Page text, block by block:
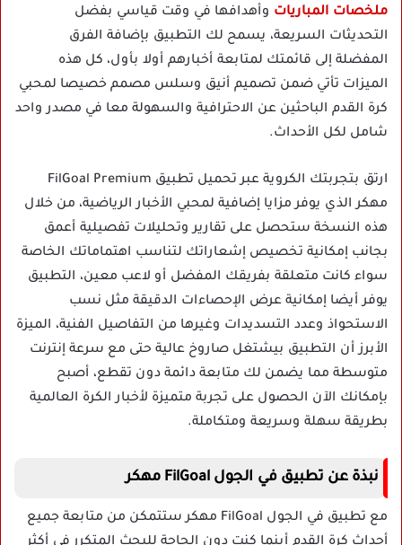
ملخصات المباريات وأهدافها في وقت قياسي بفضل
التحديثات السريعة، يسمح لك التطبيق بإضافة الفرق
المفضلة إلى قائمتك لمتابعة أخبارهم أولا بأول، كل هذه
الميزات تأتي ضمن تصميم أنيق وسلس مصمم خصيصا لمحبي
كرة القدم الباحثين عن الاحترافية والسهولة معا في مصدر واحد
شامل لكل الأحداث.
ارتق بتجربتك الكروية عبر تحميل
تطبيق FilGoal Premium
مهكرالذي يوفر مزايا إضافية لمحبي الأخبار الرياضية، من خلال
هذه النسخة ستحصل على تقارير وتحليلات تفصيلية أعمق
بجانب إمكانية تخصيص إشعاراتك لتناسب اهتماماتك الخاصة
سواء كانت متعلقة بفريقك المفضل أو لاعب معين، التطبيق
يوفر أيضا إمكانية عرض الإحصاءات الدقيقة مثل نسب
الاستحواذ وعدد التسديدات وغيرها من التفاصيل الفنية، الميزة
الأبرز أن التطبيق بيشتغل صاروخ عالية حتى مع سرعة إنترنت
متوسطة مما يضمن لك متابعة دائمة دون تقطع، أصبح
بإمكانك الآن الحصول على تجربة متميزة لأخبار الكرة العالمية
بطريقة سهلة وسريعة ومتكاملة.
نبذة عن تطبيق في الجول FilGoal مهكر
مع تطبيق في الجول FilGoal مهكر ستتمكن من متابعة جميع
أحداث كرة القدم أينما كنت دون الحاجة للبحث المتكرر في أكثر